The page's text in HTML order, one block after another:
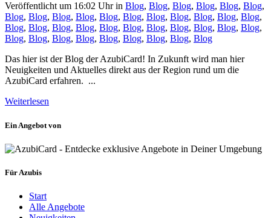
Veröffentlicht um 16:02 Uhrin Blog, Blog, Blog, Blog, Blog, Blog,
Blog, Blog, Blog, Blog, Blog, Blog, Blog, Blog, Blog, Blog, Blog,
Blog, Blog, Blog, Blog, Blog, Blog, Blog, Blog, Blog, Blog, Blog,
Blog, Blog, Blog, Blog, Blog, Blog, Blog, Blog, Blog
Das hier ist der Blog der AzubiCard! In Zukunft wird man hier
Neuigkeiten und Aktuelles direkt aus der Region rund um die
AzubiCard erfahren. ...
Weiterlesen
Ein Angebot von
Für Azubis
Start
Alle Angebote